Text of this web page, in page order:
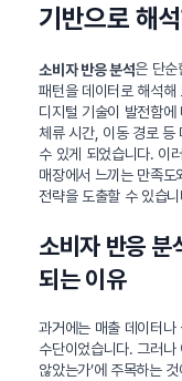
기반으로 해
소비자 반응 분석은 단순
패턴을 데이터로 해석해
디지털 기술이 발전함에
체류 시간, 이동 경로 등
수 있게 되었습니다. 이
매장에서 느끼는 만족도
전략을 도출할 수 있습니
소비자 반응 분
되는 이유
과거에는 매출 데이터나
수단이었습니다. 그러나
않았는가’에 주목하는